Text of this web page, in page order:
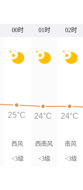
00时 01时 02时
西风
<3级
西南风
<3级
南风
<3级
25°C 24°C 24°C